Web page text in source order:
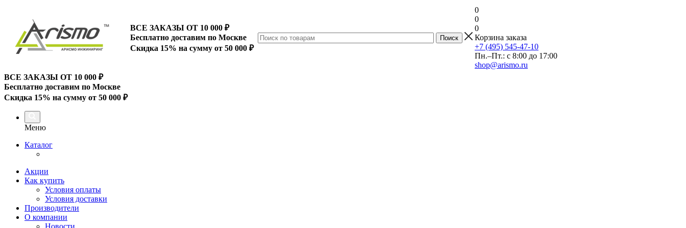
ВСЕ ЗАКАЗЫ ОТ 10 000 ₽
Бесплатно доставим по Москве
Скидка 15% на сумму от 50 000 ₽
0
0
0
Корзина заказа
+7 (495) 545-47-10
Пн.–Пт.: с 8:00 до 17:00
shop@arismo.ru
ВСЕ ЗАКАЗЫ ОТ 10 000 ₽
Бесплатно доставим по Москве
Скидка 15% на сумму от 50 000 ₽
Меню
Каталог
Акции
Как купить
Условия оплаты
Условия доставки
Производители
О компании
Новости